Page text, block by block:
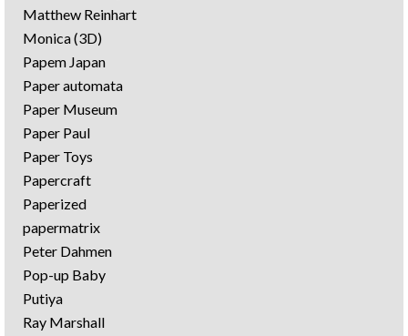
Matthew Reinhart
Monica (3D)
Papem Japan
Paper automata
Paper Museum
Paper Paul
Paper Toys
Papercraft
Paperized
papermatrix
Peter Dahmen
Pop-up Baby
Putiya
Ray Marshall